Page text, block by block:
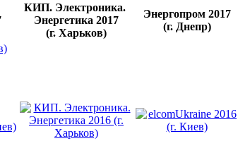
КИП. Электроника.
Энергетика 2017
(г. Харьков)
Энергопром 2017
(г. Днепр)